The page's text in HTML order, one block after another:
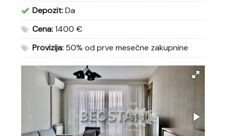
Depozit:Da
Cena:1400 €
Provizija: 50% od prve mesečne zakupnine